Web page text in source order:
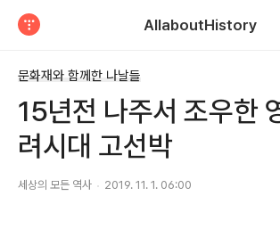
AllaboutHistory
문화재와 함께한 나날들
15년전 나주서 조우한
려시대 고선박
세상의 모든 역사 2019. 11. 1. 06:00